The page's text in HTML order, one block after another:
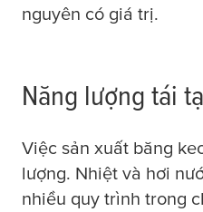
nguyên có giá trị.
Năng lượng tái
Việc sản xuất băng
lượng. Nhiệt và hơi
nhiều quy trình trong